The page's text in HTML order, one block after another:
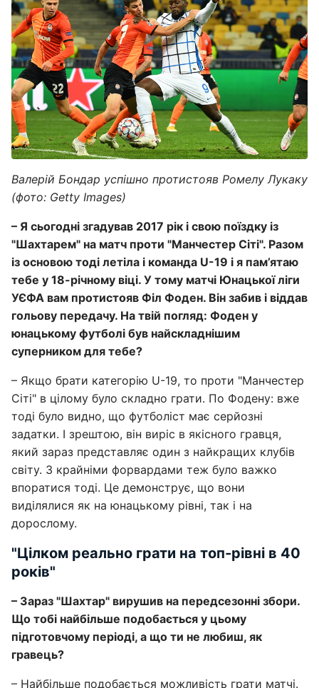
Валерій Бондар успішно протистояв Ромелу Лукаку
(фото: Getty Images)
– Я сьогодні згадував 2017 рік і свою поїздку із
"Шахтарем" на матч проти "Манчестер Сіті". Разом
із основою тоді летіла і команда U-19 і я пам’ятаю
тебе у 18-річному віці. У тому матчі Юнацької ліги
УЄФА вам протистояв Філ Фоден. Він забив і віддав
гольову передачу. На твій погляд: Фоден у
юнацькому футболі був найскладнішим
суперником для тебе?
– Якщо брати категорію U-19, то проти "Манчестер
Сіті" в цілому було складно грати. По Фодену: вже
тоді було видно, що футболіст має серйозні
задатки. І зрештою, він виріс в якісного гравця,
який зараз представляє один з найкращих клубів
світу. З крайніми форвардами теж було важко
впоратися тоді. Це демонструє, що вони
виділялися як на юнацькому рівні, так і на
дорослому.
"Цілком реально грати на топ-рівні в 40
років"
– Зараз "Шахтар" вирушив на передсезонні збори.
Що тобі найбільше подобається у цьому
підготовчому періоді, а що ти не любиш, як
гравець?
– Найбільше подобається можливість грати матчі.